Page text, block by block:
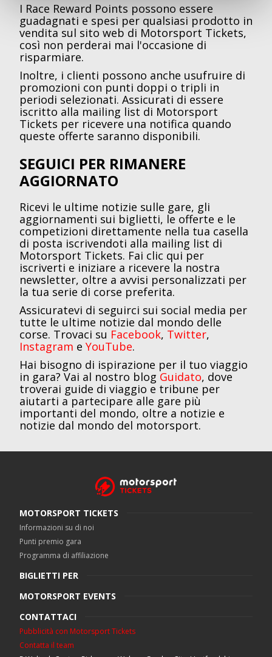
I Race Reward Points possono essere
guadagnati e spesi per qualsiasi prodotto in
vendita sul sito web di Motorsport Tickets,
così non perderai mai l'occasione di
risparmiare.
Inoltre, i clienti possono anche usufruire di
promozioni con punti doppi o tripli in
periodi selezionati. Assicurati di essere
iscritto alla mailing list di Motorsport
Tickets per ricevere una notifica quando
queste offerte saranno disponibili.
SEGUICI PER RIMANERE
AGGIORNATO
Ricevi le ultime notizie sulle gare, gli
aggiornamenti sui biglietti, le offerte e le
competizioni direttamente nella tua casella
di posta iscrivendoti alla mailing list di
Motorsport Tickets. Fai clic qui per
iscriverti e iniziare a ricevere la nostra
newsletter, oltre a avvisi personalizzati per
la tua serie di corse preferita.
Assicuratevi di seguirci sui social media per
tutte le ultime notizie dal mondo delle
corse. Trovaci su Facebook, Twitter,
Instagram e YouTube.
Hai bisogno di ispirazione per il tuo viaggio
in gara? Vai al nostro blog Guidato, dove
troverai guide di viaggio e tribune per
aiutarti a partecipare alle gare più
importanti del mondo, oltre a notizie e
notizie dal mondo del motorsport.
MOTORSPORT TICKETS
Informazioni su di noi
Punti premio gara
Programma di affiliazione
BIGLIETTI PER
MOTORSPORT EVENTS
CONTATTACI
Pubblicità con Motorsport Tickets
Contatta il team